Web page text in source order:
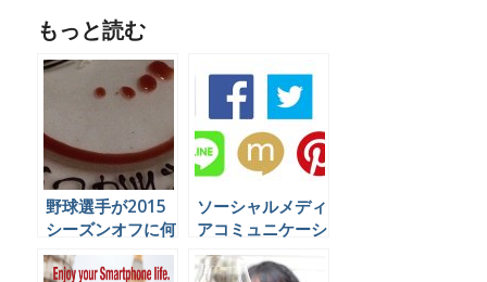
もっと読む
野球選手が2015
シーズンオフに何
をやっているかを
Twitterで見てみ
ソーシャルメディ
アコミュニケーシ
ョンの代行業務を
できる会社は日本